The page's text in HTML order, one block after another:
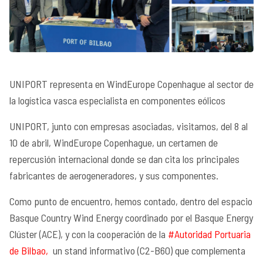
UNIPORT representa en WindEurope Copenhague al sector de
la logística vasca especialista en componentes eólicos
UNIPORT, junto con empresas asociadas, visitamos, del 8 al
10 de abril, WindEurope Copenhague, un certamen de
repercusión internacional donde se dan cita los principales
fabricantes de aerogeneradores, y sus componentes.
Como punto de encuentro, hemos contado, dentro del espacio
Basque Country Wind Energy coordinado por el Basque Energy
Clúster (ACE), y con la cooperación de la #Autoridad Portuaria
de Bilbao, un stand informativo (C2-B60) que complementa